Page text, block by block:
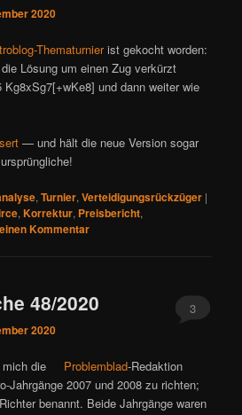
2020
Thematurnierist gekocht worden:
Lösung um einen Zug verkürzt
Kg8xSg7[+wKe8] und dann weiter wie
— und hält die neue Version sogar
,Turnier,Verteidigungsrückzüger |
,Korrektur, Preisbericht,
Kommentar
48/2020
2020
3
die Problemblad-Redaktion
Jahrgänge 2007 und 2008 zu richten;
benannt. Beide Jahrgänge waren